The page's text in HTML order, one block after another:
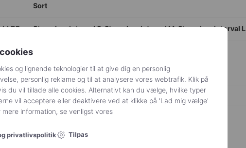
Sort
Størrelsesinterval S,Størrelsesinterval M,Størrelsesinterval L
og lignende teknologier til at give dig en personlig
personlig reklame og til at analysere vores webtrafik. Klik på
du vil tillade alle cookies. Alternativt kan du vælge, hvilke typer
vil acceptere eller deaktivere ved at klikke på 'Lad mig vælge'
mere information, se venligst vores
privatlivspolitik Tilpas